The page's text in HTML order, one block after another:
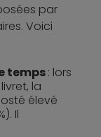
par
Voici
temps: lors
la
élevé
Il